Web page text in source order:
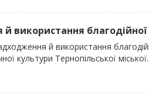
використання
й використання
культури Тернопільської